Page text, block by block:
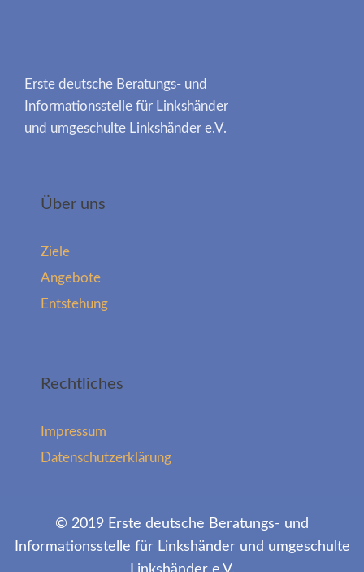
Erste deutsche Beratungs- und
Informationsstelle für Linkshänder
und umgeschulte Linkshänder e.V.
Über uns
Ziele
Angebote
Entstehung
Rechtliches
Impressum
Datenschutzerklärung
© 2019 Erste deutsche Beratungs- und
Informationsstelle für Linkshänder und umgeschulte